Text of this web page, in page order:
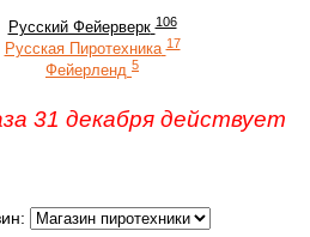
Русский Фейерверк 106
Русская Пиротехника 17
Фейерленд 5
31 декабря действует